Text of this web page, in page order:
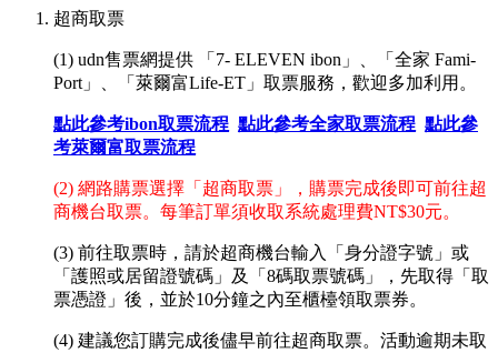
超商取票
(1) udn售票網提供 「7- ELEVEN ibon」、「全家 Fami-
Port」、「萊爾富Life-ET」取票服務，歡迎多加利用。
點此參考ibon取票流程 點此參考全家取票流程 點此參
考萊爾富取票流程
(2) 網路購票選擇「超商取票」，購票完成後即可前往超
商機台取票。每筆訂單須收取系統處理費NT$30元。
(3) 前往取票時，請於超商機台輸入 「 身分證字號 」或
「護照或居留證號碼」
及 「 8碼取票號碼 」
，先取得「取
票憑證」後，並於10分鐘之內至櫃檯領取票券。
(4) 建議您訂購完成後儘早前往超商取票。活動逾期未取